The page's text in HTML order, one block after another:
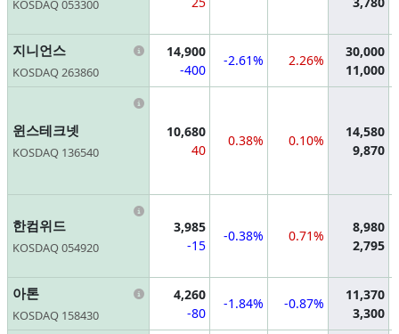
KOSDAQ 053300
지니언스
KOSDAQ 263860
Information
14,900
-400
-2.61% 2.26%
30,000
11,000
윈스테크넷
KOSDAQ 136540
Information
10,680
40
0.38% 0.10%
14,580
9,870
한컴위드
KOSDAQ 054920
Information
3,985
-15
-0.38% 0.71%
8,980
2,795
아톤
KOSDAQ 158430
Information
4,260
-80
-1.84% -0.87%
11,370
3,300